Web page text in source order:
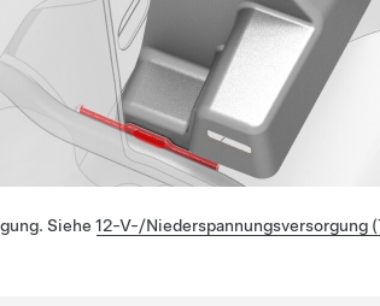
Siehe 12-V-/Niederspannungsversorgung